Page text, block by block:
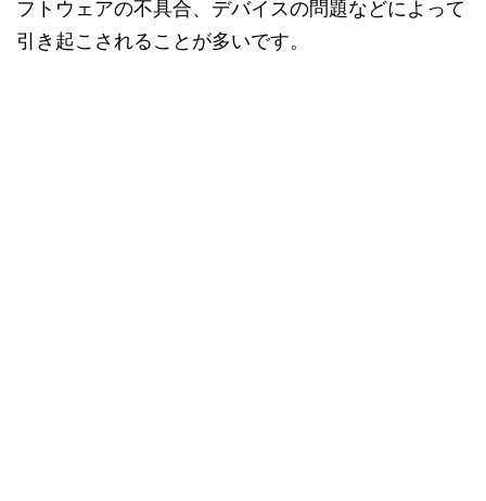
フトウェアの不具合、デバイスの問題などによって
引き起こされることが多いです。